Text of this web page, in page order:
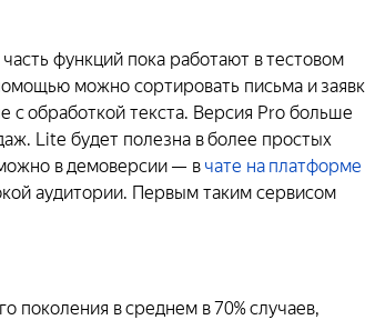
функций пока работают в тестовом
можно сортировать письма и
с обработкой текста. Версия Pro больше
Lite будет полезна в более простых
в демоверсии — в чате на платформе
аудитории. Первым таким сервисом
поколения в среднем в 70% случаев,